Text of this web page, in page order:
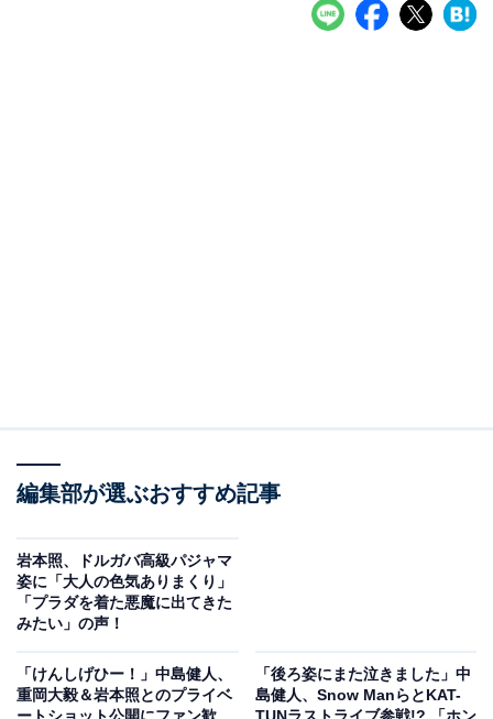
編集部が選ぶおすすめ記事
岩本照、ドルガバ高級パジャマ
姿に「大人の色気ありまくり」
「プラダを着た悪魔に出てきた
みたい」の声！
「けんしげひー！」中島健人、
重岡大毅＆岩本照とのプライベ
「後ろ姿にまた泣きました」中
島健人、Snow ManらとKAT-